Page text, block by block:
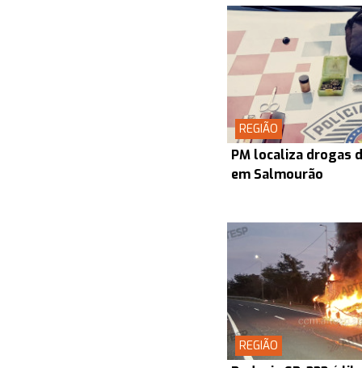
REGIÃO
PM localiza drogas
em Salmourão
REGIÃO